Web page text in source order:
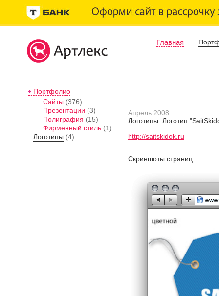
Главная
Портфолио
Сайты (376)
Презентации (3)
Полиграфия (15)
Фирменный стиль (1)
Логотипы (4)
Апрель 2008
Логотипы: Логотип
http://saitskidok.ru
Скриншоты страниц: